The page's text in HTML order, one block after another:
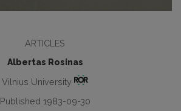
ARTICLES
Albertas Rosinas
Vilnius University
Published 1983-09-30